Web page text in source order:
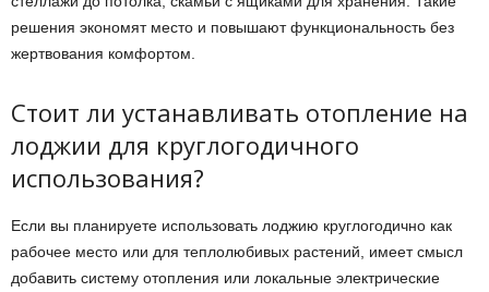
решения экономят место и повышают функциональность без
жертвования комфортом.
Стоит ли устанавливать отопление на
лоджии для круглогодичного
использования?
Если вы планируете использовать лоджию круглогодично как
рабочее место или для теплолюбивых растений, имеет смысл
добавить систему отопления или локальные электрические